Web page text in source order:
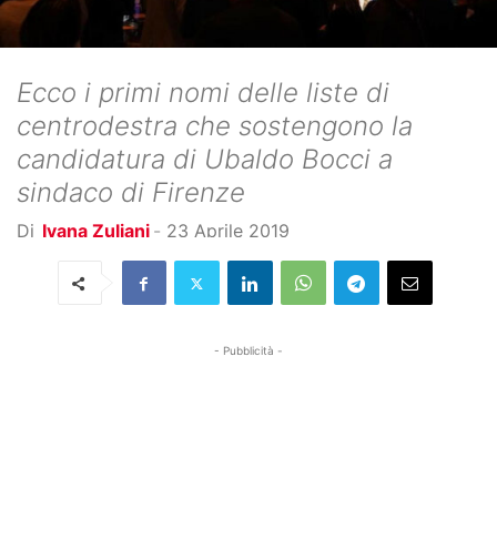
Ecco i primi nomi delle liste di
centrodestra che sostengono la
candidatura di Ubaldo Bocci a
sindaco di Firenze
Di Ivana Zuliani - 23 Aprile 2019
- Pubblicità -